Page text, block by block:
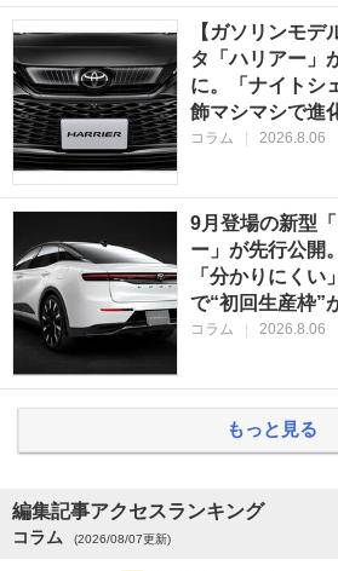
【ガソリンモデ
タ「ハリアー」
に。「ナイトシ
飾マシマシで進
コラム | 2026.8.06
9月登場の新型
ー」が先行公開
「分かりにくい
で“初回生産枠”
コラム | 2026.8.06
もっと見る
編集記事アクセスランキング
コラム (2026/08/07更新)